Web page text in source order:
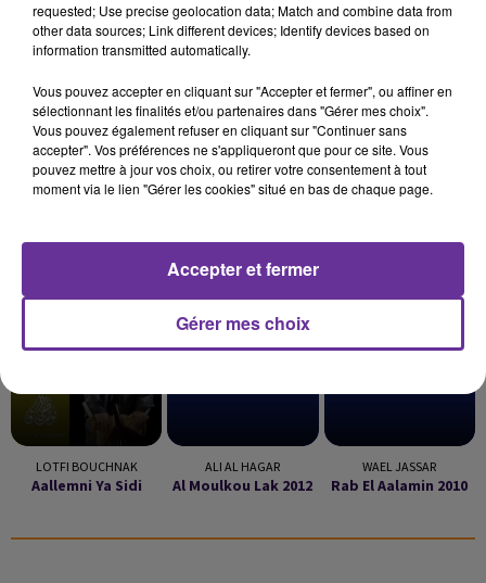
LA PLAYLIST
LOTFI BOUCHNAK
Aallemni Ya Sidi
21h26
21h26
ALI AL HAGAR
Al Moulkou Lak 2012
WAEL JASSAR
Rab El Aalamin 2010
requested; Use precise geolocation data; Match and combine data from
other data sources; Link different devices; Identify devices based on
information transmitted automatically.
Vous pouvez accepter en cliquant sur "Accepter et fermer", ou affiner en
sélectionnant les finalités et/ou partenaires dans "Gérer mes choix".
Vous pouvez également refuser en cliquant sur "Continuer sans
accepter". Vos préférences ne s'appliqueront que pour ce site. Vous
pouvez mettre à jour vos choix, ou retirer votre consentement à tout
moment via le lien "Gérer les cookies" situé en bas de chaque page.
Gérer mes choix
Accepter et fermer